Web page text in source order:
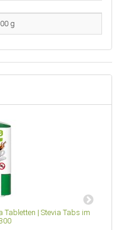
g
Tabletten | Stevia Tabs im